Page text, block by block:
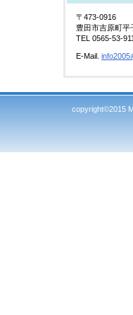
〒473-0916
豊田市吉原町平
TEL 0565-53-
E-Mail.
copyright©2015